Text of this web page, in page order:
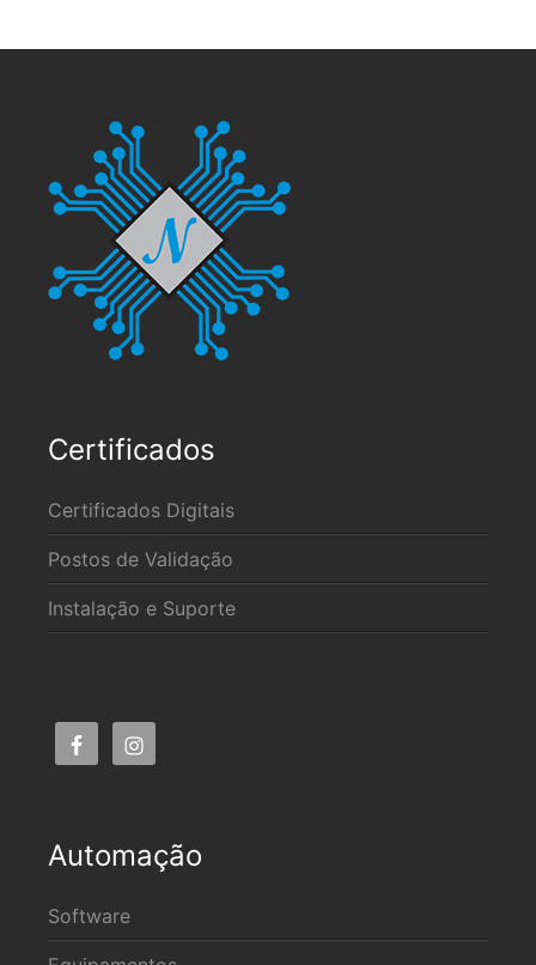
Certificados
Certificados Digitais
Postos de Validação
Instalação e Suporte
Automação
Software